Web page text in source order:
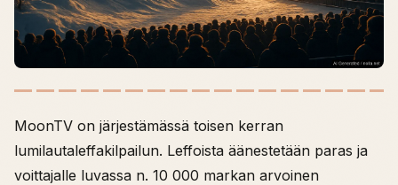
MoonTV on järjestämässä toisen kerran
lumilautaleffakilpailun. Leffoista äänestetään paras ja
voittajalle luvassa n. 10 000 markan arvoinen